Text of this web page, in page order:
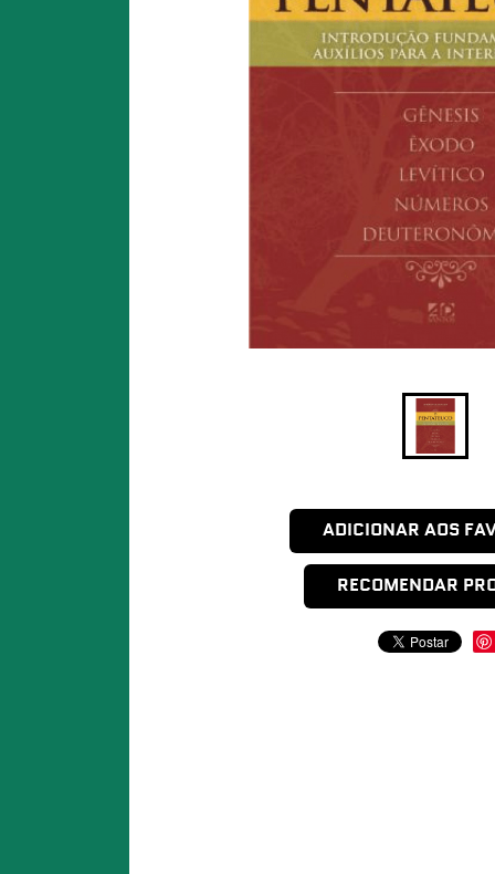
ADICIONAR AOS
RECOMENDAR